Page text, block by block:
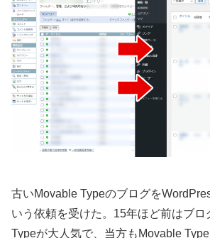
古いMovable Typeのブログを
いう依頼を受けた。15年ほど前はブ
Typeが大人気で、当方もMovable